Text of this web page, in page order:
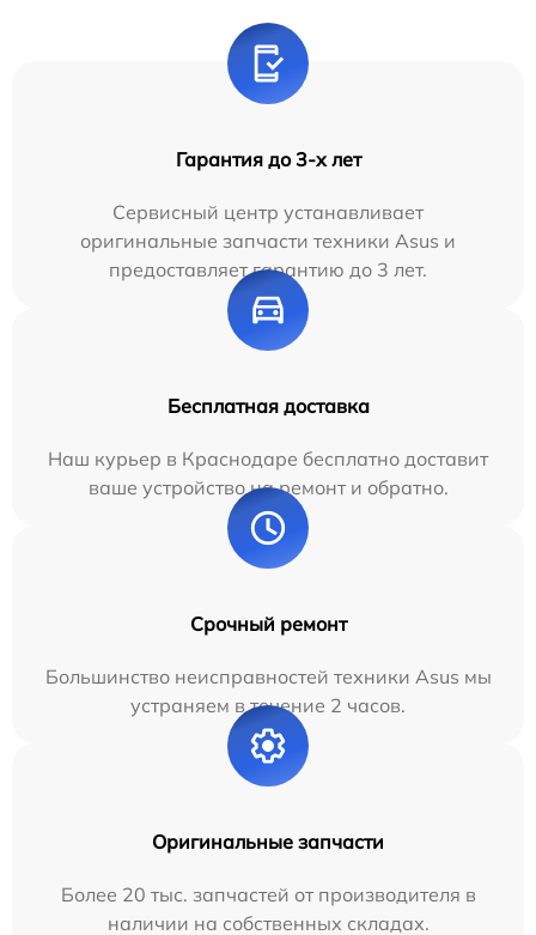
Гарантия до 3-х лет
Сервисный центр устанавливает
оригинальные запчасти техники Asus и
предоставляет гарантию до 3 лет.
Бесплатная доставка
Наш курьер в Краснодаре бесплатно доставит
ваше устройство на ремонт и обратно.
Срочный ремонт
Большинство неисправностей техники Asus мы
устраняем в течение 2 часов.
Оригинальные запчасти
Более 20 тыс. запчастей от производителя в
наличии на собственных складах.